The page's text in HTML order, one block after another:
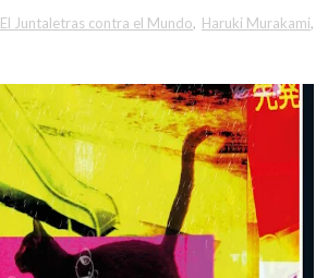
El Juntaletras contra el Mundo, Haruki Murakami,